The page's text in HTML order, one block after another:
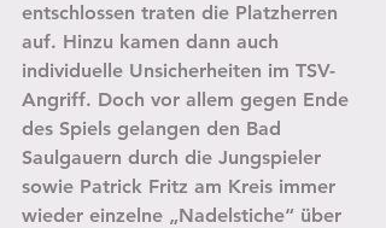
entschlossen traten die Platzherren
auf. Hinzu kamen dann auch
individuelle Unsicherheiten im TSV-
Angriff. Doch vor allem gegen Ende
des Spiels gelangen den Bad
Saulgauern durch die Jungspieler
sowie Patrick Fritz am Kreis immer
wieder einzelne „Nadelstiche“ über